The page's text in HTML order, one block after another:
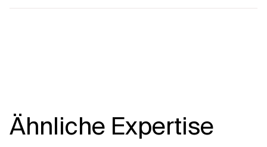
Ähnliche Expertise